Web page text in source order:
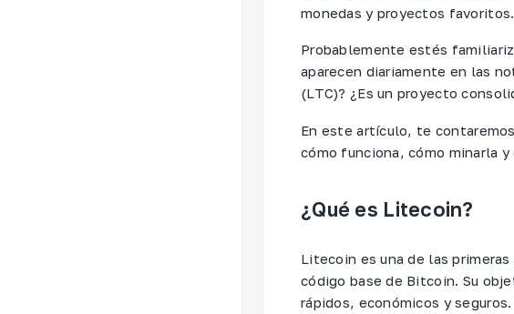
monedas y proyectos favoritos.
Probablemente estés
aparecen diariamente en las
(LTC)? ¿Es un proyecto
En este artículo, te
cómo funciona, cómo minarla
¿Qué es Litecoin?
Litecoin es una de las
código base de Bitcoin. Su
rápidos, económicos y